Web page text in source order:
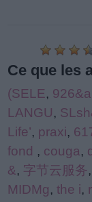
Ce que les
(SELE, 926&a
LANGU,
Life’, praxi,
fond , couga,
&, 字节云服务,
MIDMg, the i,